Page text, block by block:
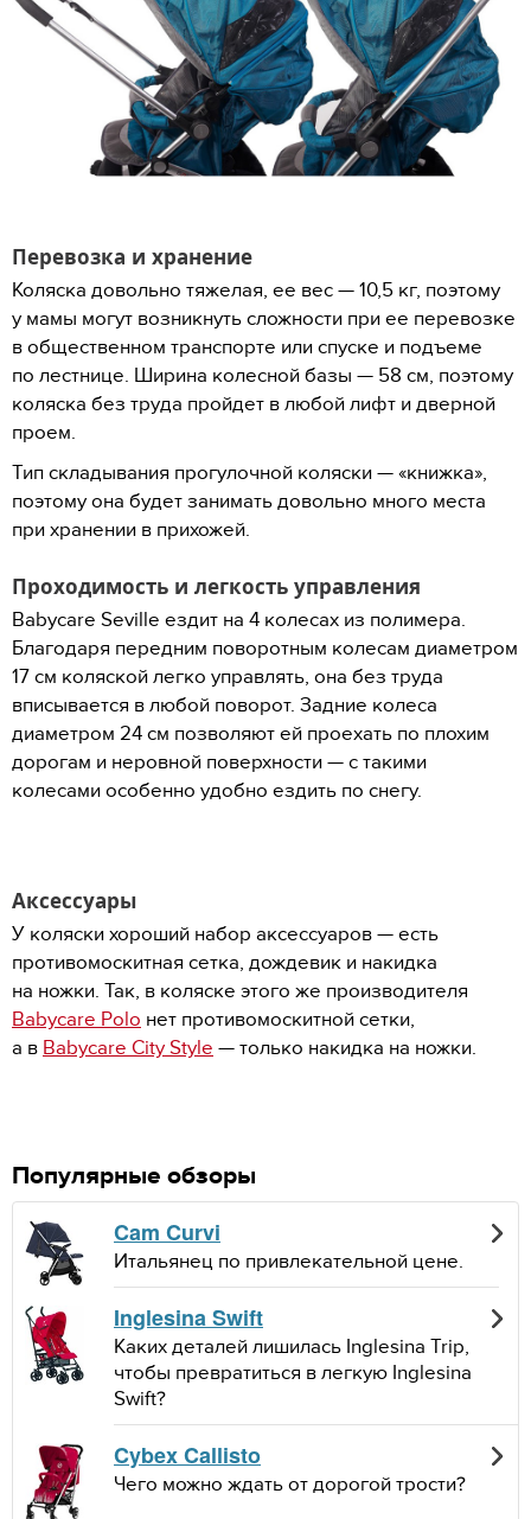
Перевозка и хранение
Коляска довольно тяжелая, ее вес — 10,5 кг, поэтому
у мамы могут возникнуть сложности при ее перевозке
в общественном транспорте или спуске и подъеме
по лестнице. Ширина колесной базы — 58 см, поэтому
коляска без труда пройдет в любой лифт и дверной
проем.
Тип складывания прогулочной коляски — «книжка»,
поэтому она будет занимать довольно много места
при хранении в прихожей.
Проходимость и легкость управления
Babycare Seville ездит на 4 колесах из полимера.
Благодаря передним поворотным колесам диаметром
17 см коляской легко управлять, она без труда
вписывается в любой поворот. Задние колеса
диаметром 24 см позволяют ей проехать по плохим
дорогам и неровной поверхности — с такими
колесами особенно удобно ездить по снегу.
Аксессуары
У коляски хороший набор аксессуаров — есть
противомоскитная сетка, дождевик и накидка
на ножки. Так, в коляске этого же производителя
Babycare Polo нет противомоскитной сетки,
а в Babycare City Style — только накидка на ножки.
Популярные обзоры
Cam Curvi
Итальянец по привлекательной цене.
Inglesina Swift
Каких деталей лишилась Inglesina Trip,
чтобы превратиться в легкую Inglesina
Swift?
Cybex Callisto
Чего можно ждать от дорогой трости?